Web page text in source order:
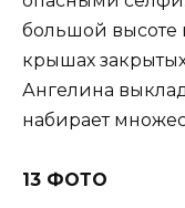
большой высоте
крышах
Ангелина
набирает
13 ФОТО